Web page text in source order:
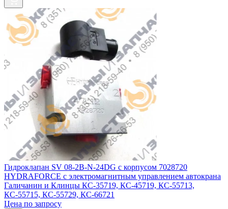
Гидроклапан SV 08-2B-N-24DG с корпусом 7028720
HYDRAFORCE с электромагнитным управлением автокрана
Галичанин и Клинцы КС-35719, КС-45719, КС-55713,
КС-55715, КС-55729, КС-66721
Цена по запросу